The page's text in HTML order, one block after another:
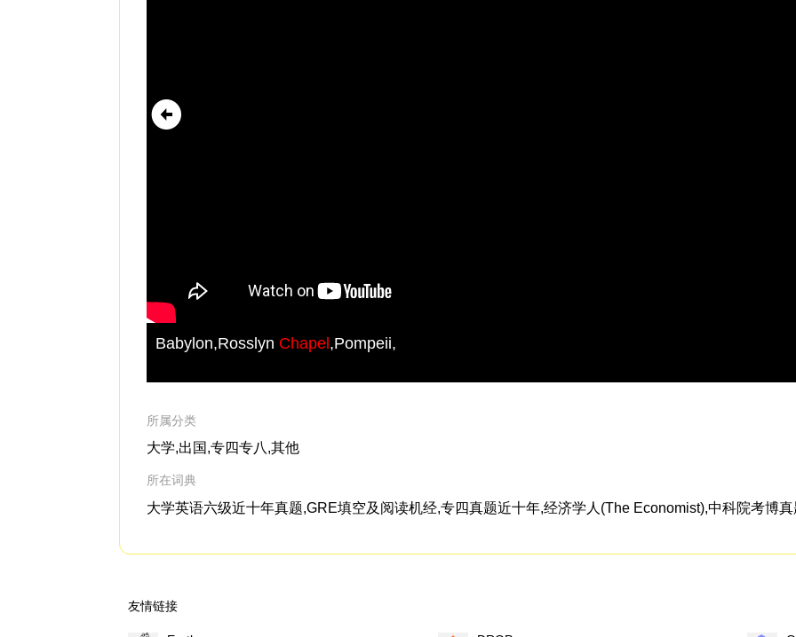
Babylon,Rosslyn Chapel,Pompeii,
所属分类
大学,出国,专四专八,其他
所在词典
大学英语六级近十年真题,GRE填空及阅读机经,专四真题近十年,经济学人(The Economist),中科院考博真
友情链接